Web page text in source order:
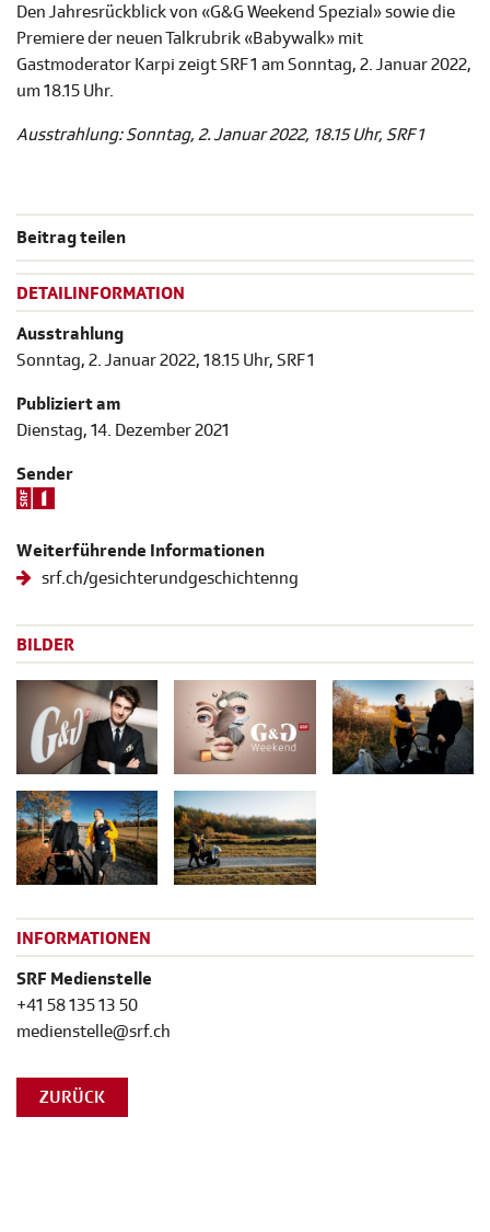
Den Jahresrückblick von «G&G Weekend Spezial» sowie die
Premiere der neuen Talkrubrik «Babywalk» mit
Gastmoderator Karpi zeigt SRF 1 am Sonntag, 2. Januar 2022,
um 18.15 Uhr.
Ausstrahlung: Sonntag, 2. Januar 2022, 18.15 Uhr, SRF 1
Beitrag teilen
DETAILINFORMATION
Ausstrahlung
Sonntag, 2. Januar 2022, 18.15 Uhr, SRF 1
Publiziert am
Dienstag, 14. Dezember 2021
Sender
Weiterführende Informationen
srf.ch/gesichterundgeschichtenng
BILDER
INFORMATIONEN
SRF Medienstelle
+41 58 135 13 50
medienstelle@srf.ch
ZURÜCK